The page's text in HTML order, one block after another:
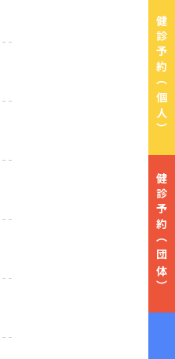
健診予約
（個人）
健診予約
（団体）